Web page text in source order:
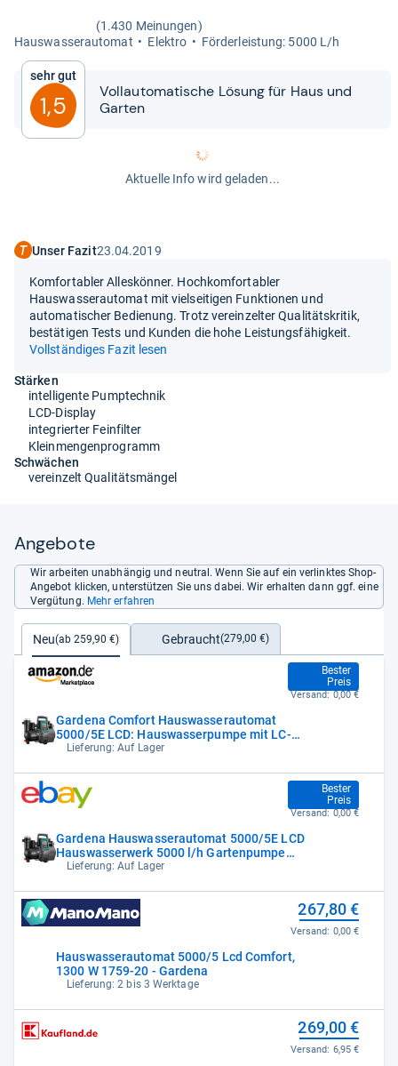
(1.430 Meinungen)
Haus­was­ser­au­to­mat
Elek­tro För­der­leis­tung: 5000 L/h
Sehr gut
1,5
Voll­au­to­ma­ti­sche Lösung für Haus und
Gar­ten
Aktuelle Info wird geladen...
Unser Fazit23.04.2019
Komfortabler Alleskönner. Hochkomfortabler
Hauswasserautomat mit vielseitigen Funktionen und
automatischer Bedienung. Trotz vereinzelter Qualitätskritik,
bestätigen Tests und Kunden die hohe Leistungsfähigkeit.
Vollständiges Fazit lesen
Stärken
intelligente Pumptechnik
LCD-Display
integrierter Feinfilter
Kleinmengenprogramm
Schwächen
vereinzelt Qualitätsmängel
Angebote
Wir arbeiten unabhängig und neutral. Wenn Sie auf ein verlinktes Shop-
Angebot klicken, unterstützen Sie uns dabei. Wir erhalten dann ggf. eine
Vergütung. Mehr erfahren
Neu(ab 259,90 €) Gebraucht(279,00 €)
Gardena Comfort Hauswasserautomat
5000/5E LCD: Hauswasserpumpe mit LC-
Display,
Lieferung: Auf Lager
Bester
Preis
259,90 €
Versand: 0,00 €
Gardena Hauswasserautomat 5000/5E LCD
Hauswasserwerk 5000 l/h Gartenpumpe
1300W
Lieferung: Auf Lager
Bester
Preis
259,90 €
Versand: 0,00 €
Hauswasserautomat 5000/5 Lcd Comfort,
1300 W 1759-20 - Gardena
Lieferung: 2 bis 3 Werktage
267,80 €
Versand: 0,00 €
269,00 €
Versand: 6,95 €